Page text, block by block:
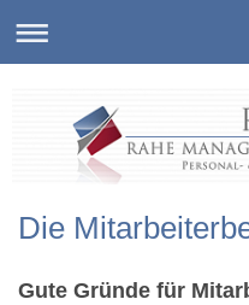
Die
Gute Gründe für